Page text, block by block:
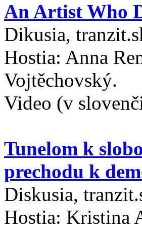
An Artist Who
Dikusia,
Hostia: Anna
Vojtěchovský.
Video (v
Tunelom k
prechodu k
Diskusia,
Hostia: Kristina